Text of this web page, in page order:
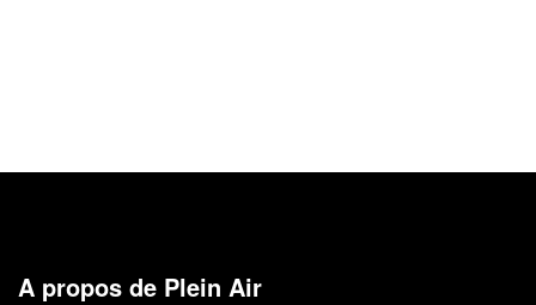
A propos de Plein Air